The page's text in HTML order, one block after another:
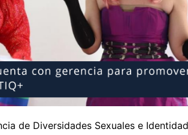
de Diversidades Sexuales e